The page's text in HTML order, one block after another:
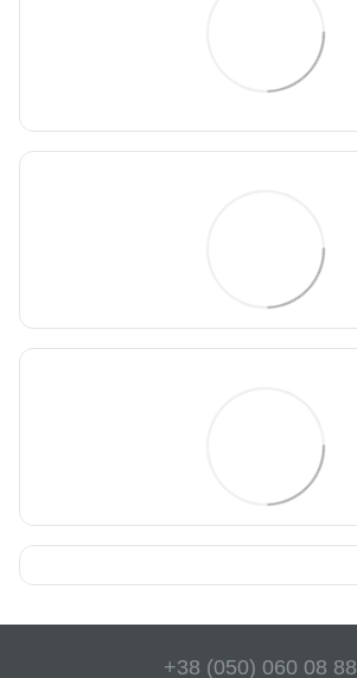
+38 (050) 060 08 88